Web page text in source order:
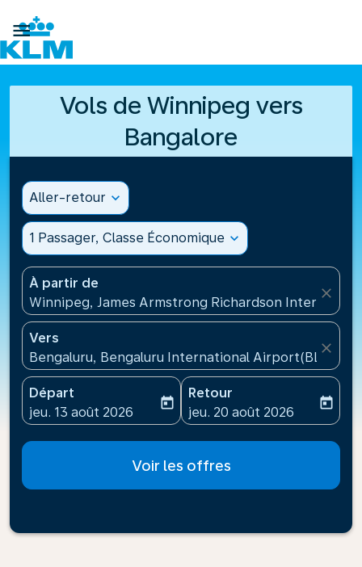

Vols de Winnipeg vers
Bangalore
Aller-retour expand_more
1 Passager, Classe Économique expand_more
À partir de
Winnipeg, James Armstrong Richardson
close
Vers
Bengaluru, Bengaluru International Airport(BLR),
close
Départ
fc-booking-departure-date-aria-label
jeu. 13 août 2026
today
Retour
fc-booking-return-date-
jeu. 20 août 2026
today
Voir les offres